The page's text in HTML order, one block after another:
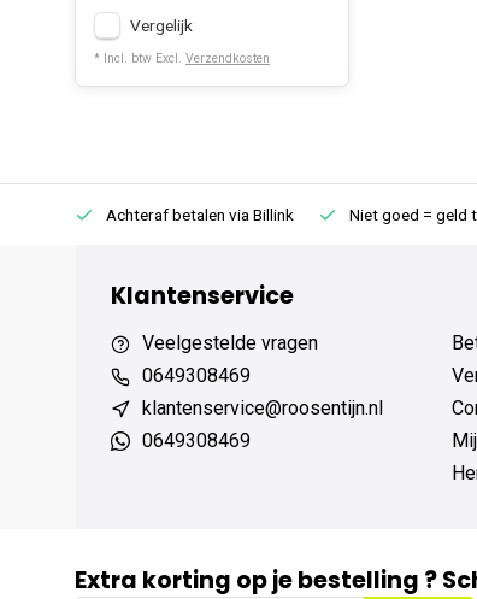
Vergelijk
* Incl. btw Excl. Verzendkosten
Achteraf betalen via Billink Niet goed = geld
Klantenservice
Veelgestelde vragen
0649308469
klantenservice@roosentijn.nl
0649308469
Extra korting op je bestelling ?